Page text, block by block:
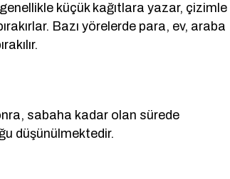
küçük kağıtlara yazar, çizimle
Bazı yörelerde para, ev, araba
sabaha kadar olan sürede
düşünülmektedir.